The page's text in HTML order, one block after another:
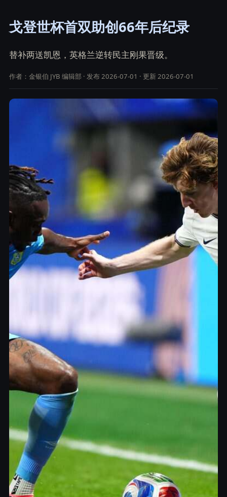
戈登世杯首双助创66年后纪录
替补两送凯恩，英格兰逆转民主刚果晋级。
作者：金银伯 JYB 编辑部 · 发布 2026-07-01 · 更新 2026-07-01